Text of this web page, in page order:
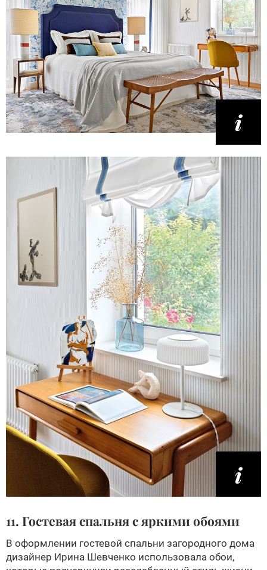
11. Гостевая спальня с яркими обоями
В оформлении гостевой спальни загородного дома
дизайнер Ирина Шевченко использовала обои,